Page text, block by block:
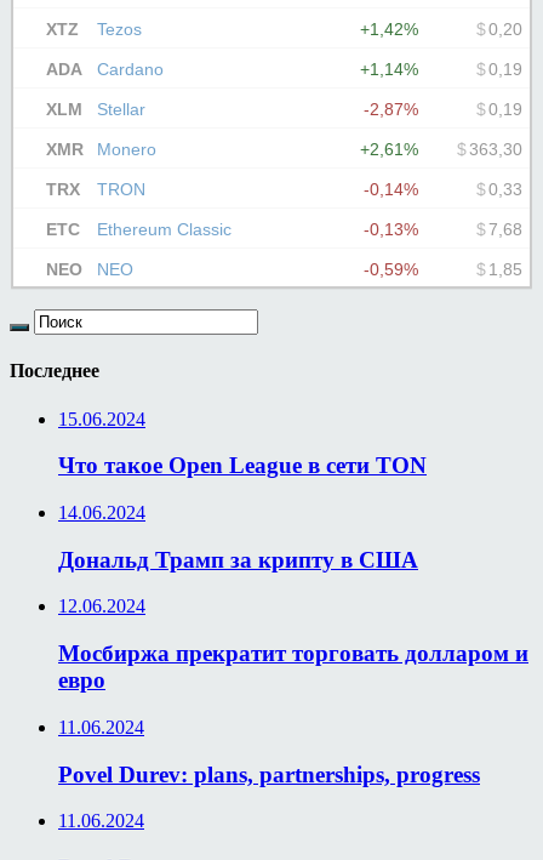
Последнее
15.06.2024
Что такое Open League в сети TON
14.06.2024
Дональд Трамп за крипту в США
12.06.2024
Мосбиржа прекратит торговать долларом и
евро
11.06.2024
Povel Durev: plans, partnerships, progress
11.06.2024